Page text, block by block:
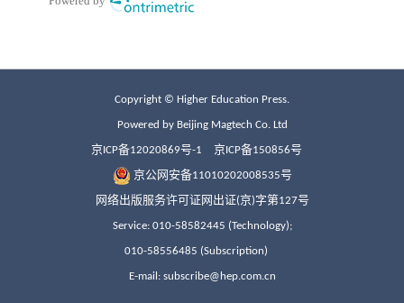
Copyright © Higher Education Press.
Powered by Beijing Magtech Co. Ltd
京ICP备12020869号-1 京ICP备150856号
京公网安备11010202008535号
网络出版服务许可证网出证(京)字第127号
Service: 010-58582445 (Technology);
010-58556485 (Subscription)
E-mail: subscribe@hep.com.cn